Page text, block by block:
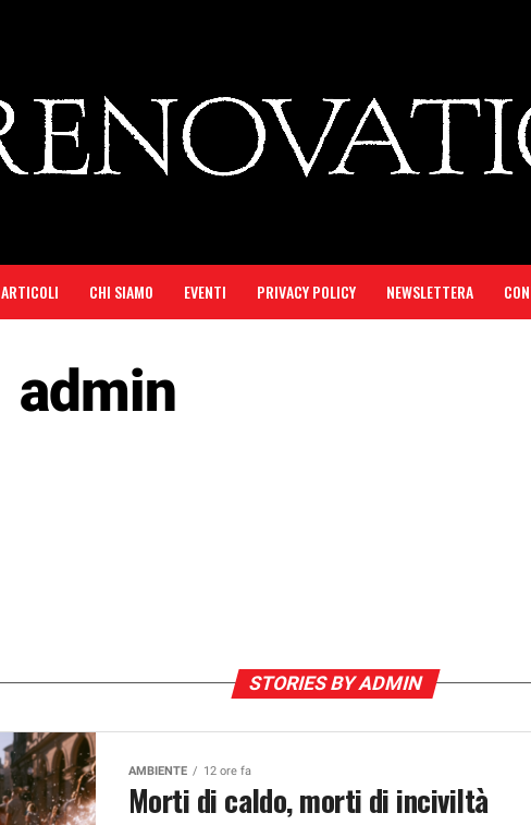
ARTICOLI CHI SIAMO EVENTI PRIVACY POLICY NEWSLETTERA
admin
STORIES BY ADMIN
AMBIENTE 12 ore fa
Morti di caldo, morti di inciviltà